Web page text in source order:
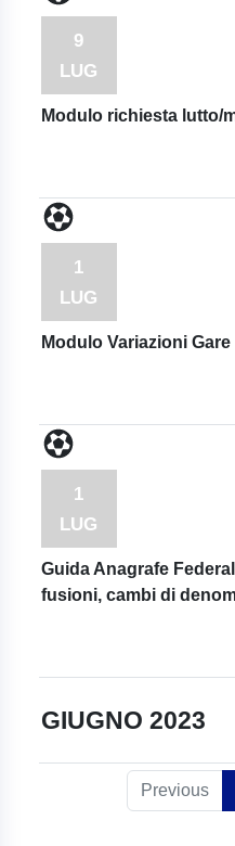
9
LUG
Modulo richiesta lutto/
1
LUG
Modulo Variazioni
1
LUG
Guida Anagrafe
fusioni, cambi di
GIUGNO 2023
Previous